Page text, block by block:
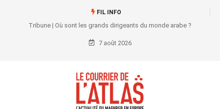
FIL INFO
Tribune | Où sont les grands dirigeants du monde arabe ?
7 août 2026